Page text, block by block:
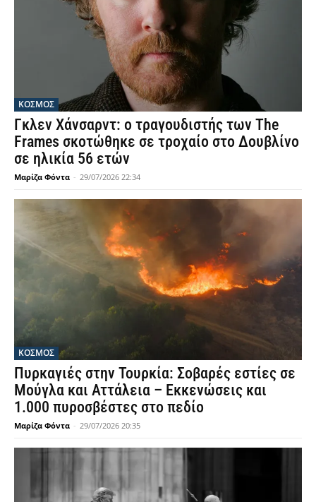
ΚΟΣΜΟΣ
Γκλεν Χάνσαρντ: ο τραγουδιστής των The
Frames σκοτώθηκε σε τροχαίο στο Δουβλίνο
σε ηλικία 56 ετών
Μαρίζα Φόντα - 29/07/2026 22:34
ΚΟΣΜΟΣ
Πυρκαγιές στην Τουρκία: Σοβαρές εστίες σε
Μούγλα και Αττάλεια – Εκκενώσεις και
1.000 πυροσβέστες στο πεδίο
Μαρίζα Φόντα - 29/07/2026 20:35